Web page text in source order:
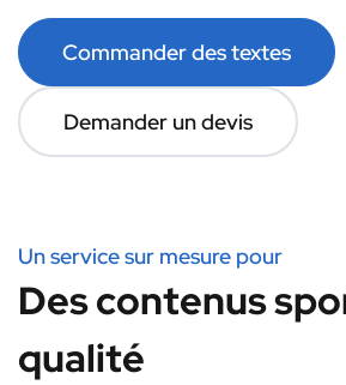
Commander des textes
Demander un devis
Un service sur mesure pour
Des contenus
qualité